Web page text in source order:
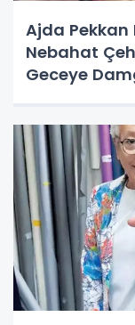
Ajda Pekkan
Nebahat
Geceye